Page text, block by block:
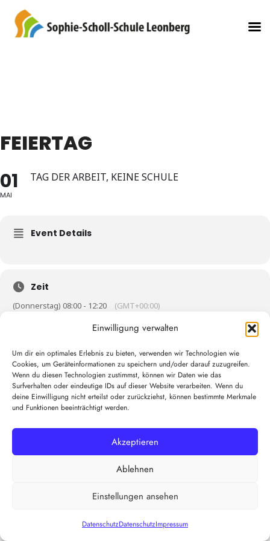
Einwilligung verwalten
Um dir ein optimales Erlebnis zu bieten, verwenden wir Technologien wie
Cookies, um Geräteinformationen zu speichern und/oder darauf zuzugreifen.
Wenn du diesen Technologien zustimmst, können wir Daten wie das
Surfverhalten oder eindeutige IDs auf dieser Website verarbeiten. Wenn du
deine Einwilligung nicht erteilst oder zurückziehst, können bestimmte Merkmale
und Funktionen beeinträchtigt werden.
Akzeptieren
Ablehnen
Einstellungen ansehen
DatenschutzDatenschutzImpressum
FEIERTAG
01
MAI
TAG DER ARBEIT, KEINE SCHULE
Event Details
Zeit
(Donnerstag) 08:00 - 12:20 (GMT+00:00)
KALENDER GOOGLEKALENDER